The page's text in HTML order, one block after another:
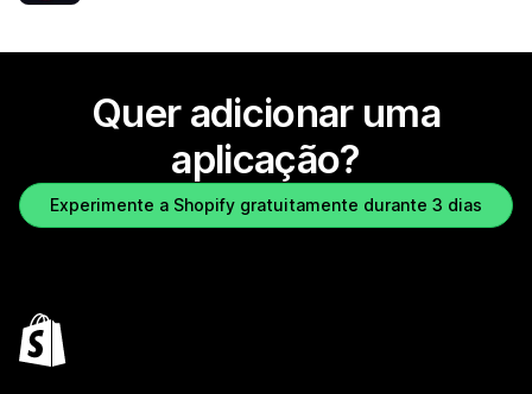
Quer adicionar uma
aplicação?
Experimente a Shopify gratuitamente durante 3 dias